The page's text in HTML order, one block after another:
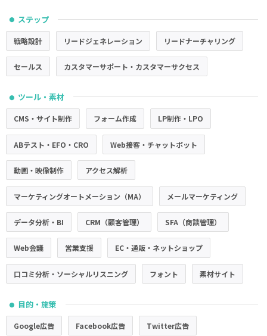
● ステップ
戦略設計 リードジェネレーション リードナーチャリング
セールス カスタマーサポート・カスタマーサクセス
● ツール・素材
CMS・サイト制作 フォーム作成 LP制作・LPO
ABテスト・EFO・CRO Web接客・チャットボット
動画・映像制作 アクセス解析
マーケティングオートメーション（MA） メールマーケティング
データ分析・BI CRM（顧客管理） SFA（商談管理）
Web会議 営業支援 EC・通販・ネットショップ
口コミ分析・ソーシャルリスニング フォント 素材サイト
● 目的・施策
Google広告 Facebook広告 Twitter広告